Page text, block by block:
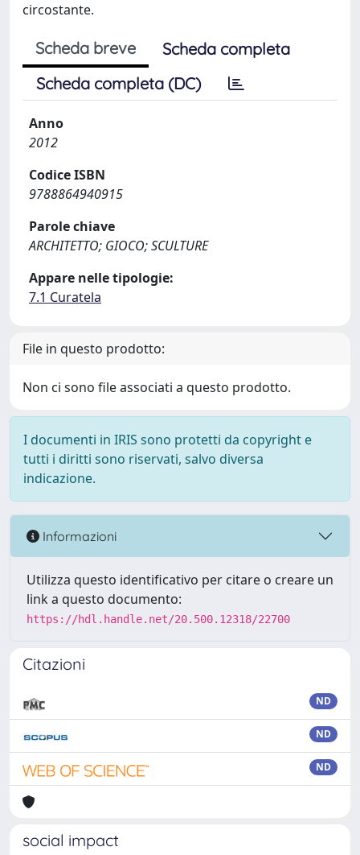
circostante.
Scheda breve
Scheda completa
Scheda completa (DC)
Anno
2012
Codice ISBN
9788864940915
Parole chiave
ARCHITETTO; GIOCO; SCULTURE
Appare nelle tipologie:
7.1 Curatela
File in questo prodotto:
Non ci sono file associati a questo prodotto.
I documenti in IRIS sono protetti da copyright e
tutti i diritti sono riservati, salvo diversa
indicazione.
Informazioni
Utilizza questo identificativo per citare o creare un
link a questo documento:
https://hdl.handle.net/20.500.12318/22700
Citazioni
ND
ND
ND
social impact